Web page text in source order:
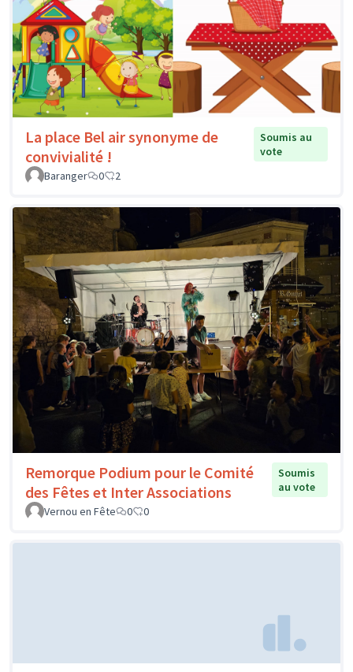
La place Bel air synonyme de
convivialité !
Soumis au
vote
Baranger
0 2
Remorque Podium pour le Comité
des Fêtes et Inter Associations
Soumis
au vote
Vernou en Fête
0 0